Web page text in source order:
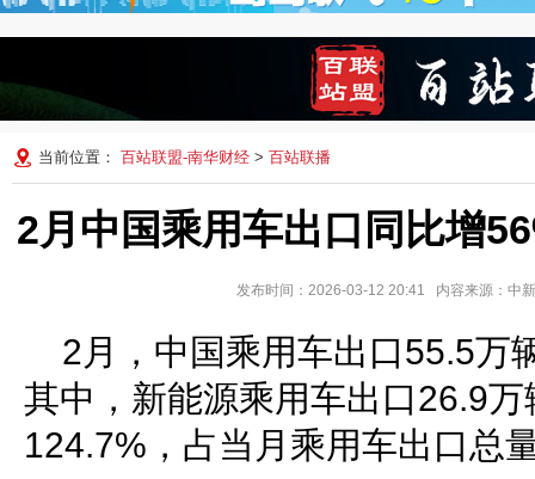
当前位置： 百站联盟-南华财经 > 百站联播
2月中国乘用车出口同比增
发布时间：2026-03-12 20:41 内容来源：
2月，中国乘用车出口55.5万
其中，新能源乘用车出口26.9
124.7%，占当月乘用车出口总